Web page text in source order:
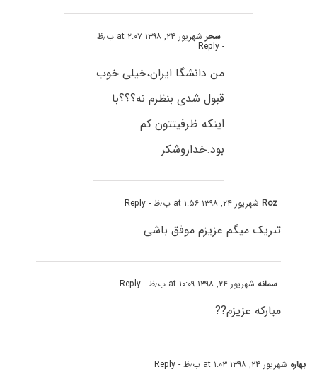
سحرشهریور ۲۴, ۱۳۹۸ at ۲:۰۷ ب٫ظ
- Reply
من دانشگا ایران،خیلی خوب
قبول شدی بنظرم نه؟؟؟با
اینکه ظرفیتتون کم
بود.خداروشکر
Rozشهریور ۲۴, ۱۳۹۸ at ۱:۵۶ ب٫ظ - Reply
تبریک میگم عزیزم موفق باشی
سمانهشهریور ۲۴, ۱۳۹۸ at ۱۰:۰۹ ب٫ظ - Reply
مبارکه عزیزم??
بهاره شهریور ۲۴, ۱۳۹۸ at ۱:۰۳ ب٫ظ - Reply